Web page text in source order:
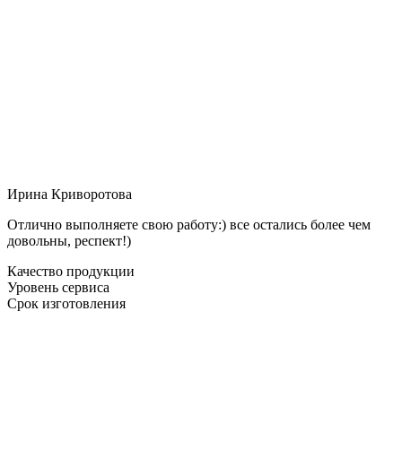
Ирина Криворотова
Отлично выполняете свою работу:) все остались более чем
довольны, респект!)
Качество продукции
Уровень сервиса
Срок изготовления